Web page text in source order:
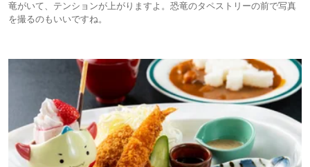
竜がいて、テンションが上がりますよ。恐竜のタペストリーの前で写真
を撮るのもいいですね。